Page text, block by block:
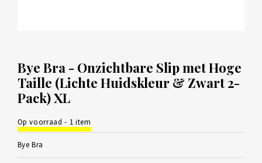
Bye Bra - Onzichtbare Slip met Hoge
Taille (Lichte Huidskleur & Zwart 2-
Pack) XL
Op voorraad - 1 item
Bye Bra